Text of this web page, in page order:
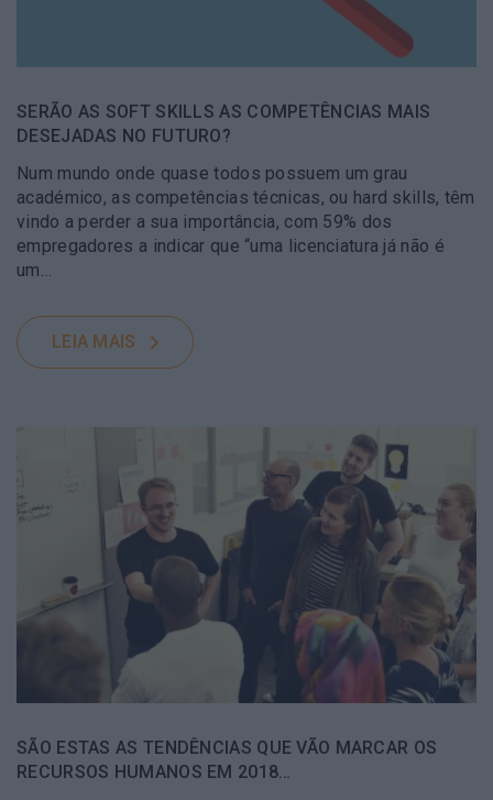
SERÃO AS SOFT SKILLS AS COMPETÊNCIAS MAIS
DESEJADAS NO FUTURO?
Num mundo onde quase todos possuem um grau
académico, as competências técnicas, ou hard skills, têm
vindo a perder a sua importância, com 59% dos
empregadores a indicar que “uma licenciatura já não é
um…
LEIA MAIS
SÃO ESTAS AS TENDÊNCIAS QUE VÃO MARCAR OS
RECURSOS HUMANOS EM 2018…